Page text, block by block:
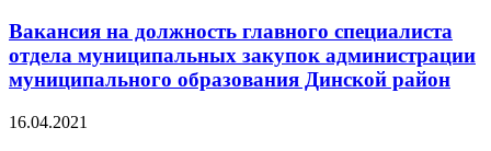
Вакансия на должность главного специалиста
отдела муниципальных закупок администрации
муниципального образования Динской район
16.04.2021